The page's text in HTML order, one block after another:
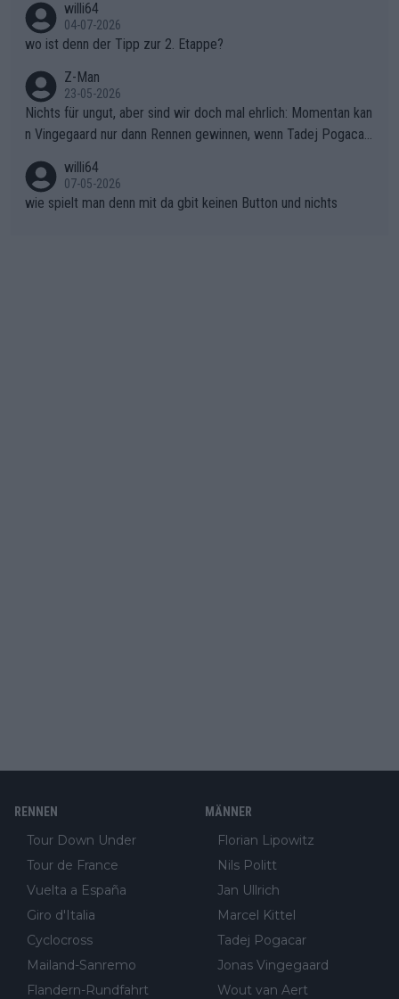
gibt. Diese Etappe wird sicher als der psychologische Wendep
unkt dieser Tour in die Geschichte eingehen. Wenn man bei so
einem harten Aufstieg einmal den Moment verpasst und der K
onkurrentin die "zweite Luft" schenkt, ist der Schaden am Ber
g kaum noch zu reparieren.Vor uns liegt nun das große Finale R
ichtung Nizza. Niewiadoma hat psychologisch Oberwasser, ab
er SD Worx und Vollering müssen jetzt All-In gehen. (gregman
n)
willi64
04-07-2026
wo ist denn der Tipp zur 2. Etappe?
Z-Man
23-05-2026
Nichts für ungut, aber sind wir doch mal ehrlich: Momentan kan
n Vingegaard nur dann Rennen gewinnen, wenn Tadej Pogacar
willi64
07-05-2026
wie spielt man denn mit da gbit keinen Button und nichts
RENNEN
Tour Down Under
Tour de France
Vuelta a España
Giro d'Italia
Cyclocross
Mailand-Sanremo
Flandern-Rundfahrt
MÄNNER
Florian Lipowitz
Nils Politt
Jan Ullrich
Marcel Kittel
Tadej Pogacar
Jonas Vingegaard
Wout van Aert